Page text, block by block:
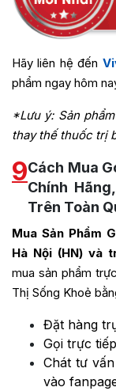
Hãy liên hệ đến
phẩm ngay hôm
*Lưu ý: Sản
thay thế thuốc trị
9Cách Mua
Chính
Trên Toàn
Mua Sản Phẩm
Hà Nội (HN) và
mua sản phẩm
Thị Sống Khoẻ
Đặt hàng
Gọi trực
Chát tư
vào